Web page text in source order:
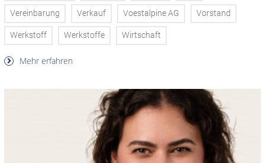
Vereinbarung Verkauf Voestalpine AG Vorstand
Werkstoff Werkstoffe Wirtschaft
Mehr erfahren